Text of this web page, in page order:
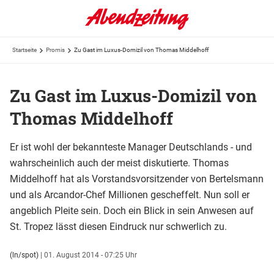
Startseite Promis Zu Gast im Luxus-Domizil von Thomas Middelhoff
Zu Gast im Luxus-Domizil von
Thomas Middelhoff
Er ist wohl der bekannteste Manager Deutschlands - und
wahrscheinlich auch der meist diskutierte. Thomas
Middelhoff hat als Vorstandsvorsitzender von Bertelsmann
und als Arcandor-Chef Millionen gescheffelt. Nun soll er
angeblich Pleite sein. Doch ein Blick in sein Anwesen auf
St. Tropez lässt diesen Eindruck nur schwerlich zu.
(ln/spot) | 01. August 2014 - 07:25 Uhr